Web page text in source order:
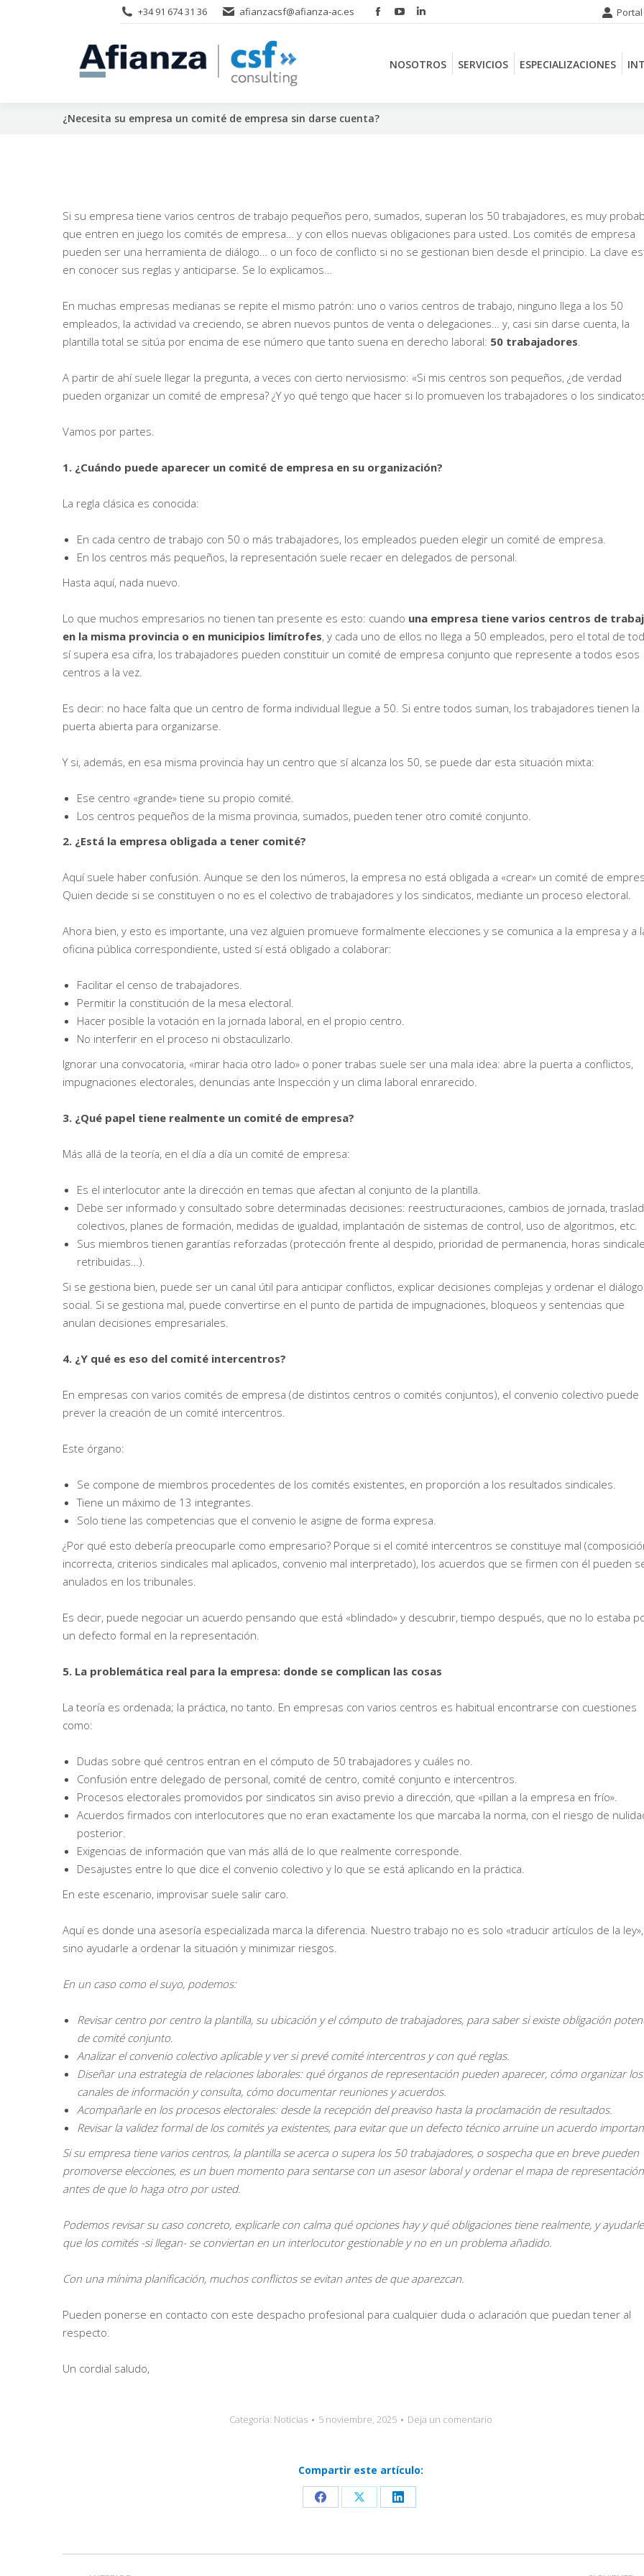
+34 91 674 31 36 afianzacsf@afianza-ac.es
Facebook
opens
window
YouTube
opens
Linkedin
opens
NOSOTROS SERVICIOS ESPECIALIZACIONES
¿Necesita su empresa un comité de empresa sin darse cuenta?
Si su empresa tiene varios centros de trabajo pequeños pero, sumados, superan los 50 trabajadores, es muy
que entren en juego los comités de empresa… y con ellos nuevas obligaciones para usted. Los comités de empresa
pueden ser una herramienta de diálogo… o un foco de conflicto si no se gestionan bien desde el principio. La clave
en conocer sus reglas y anticiparse. Se lo explicamos…
En muchas empresas medianas se repite el mismo patrón: uno o varios centros de trabajo, ninguno llega a los 50
empleados, la actividad va creciendo, se abren nuevos puntos de venta o delegaciones… y, casi sin darse cuenta, la
plantilla total se sitúa por encima de ese número que tanto suena en derecho laboral: 50 trabajadores.
A partir de ahí suele llegar la pregunta, a veces con cierto nerviosismo: «Si mis centros son pequeños, ¿de verdad
pueden organizar un comité de empresa? ¿Y yo qué tengo que hacer si lo promueven los trabajadores o los
Vamos por partes.
1. ¿Cuándo puede aparecer un comité de empresa en su organización?
La regla clásica es conocida:
En cada centro de trabajo con 50 o más trabajadores, los empleados pueden elegir un comité de empresa.
En los centros más pequeños, la representación suele recaer en delegados de personal.
Hasta aquí, nada nuevo.
Lo que muchos empresarios no tienen tan presente es esto: cuando una empresa tiene varios centros de
en la misma provincia o en municipios limítrofes, y cada uno de ellos no llega a 50 empleados, pero el total de
sí supera esa cifra, los trabajadores pueden constituir un comité de empresa conjunto que represente a todos esos
centros a la vez.
Es decir: no hace falta que un centro de forma individual llegue a 50. Si entre todos suman, los trabajadores tienen la
puerta abierta para organizarse.
Y si, además, en esa misma provincia hay un centro que sí alcanza los 50, se puede dar esta situación mixta:
Ese centro «grande» tiene su propio comité.
Los centros pequeños de la misma provincia, sumados, pueden tener otro comité conjunto.
2. ¿Está la empresa obligada a tener comité?
Aquí suele haber confusión. Aunque se den los números, la empresa no está obligada a «crear» un comité de
Quien decide si se constituyen o no es el colectivo de trabajadores y los sindicatos, mediante un proceso electoral.
Ahora bien, y esto es importante, una vez alguien promueve formalmente elecciones y se comunica a la empresa y a
oficina pública correspondiente, usted sí está obligado a colaborar:
Facilitar el censo de trabajadores.
Permitir la constitución de la mesa electoral.
Hacer posible la votación en la jornada laboral, en el propio centro.
No interferir en el proceso ni obstaculizarlo.
Ignorar una convocatoria, «mirar hacia otro lado» o poner trabas suele ser una mala idea: abre la puerta a conflictos,
impugnaciones electorales, denuncias ante Inspección y un clima laboral enrarecido.
3. ¿Qué papel tiene realmente un comité de empresa?
Más allá de la teoría, en el día a día un comité de empresa:
Es el interlocutor ante la dirección en temas que afectan al conjunto de la plantilla.
Debe ser informado y consultado sobre determinadas decisiones: reestructuraciones, cambios de jornada,
colectivos, planes de formación, medidas de igualdad, implantación de sistemas de control, uso de algoritmos, etc.
Sus miembros tienen garantías reforzadas (protección frente al despido, prioridad de permanencia, horas
retribuidas…).
Si se gestiona bien, puede ser un canal útil para anticipar conflictos, explicar decisiones complejas y ordenar el diálogo
social. Si se gestiona mal, puede convertirse en el punto de partida de impugnaciones, bloqueos y sentencias que
anulan decisiones empresariales.
4. ¿Y qué es eso del comité intercentros?
En empresas con varios comités de empresa (de distintos centros o comités conjuntos), el convenio colectivo puede
prever la creación de un comité intercentros.
Este órgano:
Se compone de miembros procedentes de los comités existentes, en proporción a los resultados sindicales.
Tiene un máximo de 13 integrantes.
Solo tiene las competencias que el convenio le asigne de forma expresa.
¿Por qué esto debería preocuparle como empresario? Porque si el comité intercentros se constituye mal
incorrecta, criterios sindicales mal aplicados, convenio mal interpretado), los acuerdos que se firmen con él pueden
anulados en los tribunales.
Es decir, puede negociar un acuerdo pensando que está «blindado» y descubrir, tiempo después, que no lo estaba
un defecto formal en la representación.
5. La problemática real para la empresa: donde se complican las cosas
La teoría es ordenada; la práctica, no tanto. En empresas con varios centros es habitual encontrarse con cuestiones
como:
Dudas sobre qué centros entran en el cómputo de 50 trabajadores y cuáles no.
Confusión entre delegado de personal, comité de centro, comité conjunto e intercentros.
Procesos electorales promovidos por sindicatos sin aviso previo a dirección, que «pillan a la empresa en frío».
Acuerdos firmados con interlocutores que no eran exactamente los que marcaba la norma, con el riesgo de
posterior.
Exigencias de información que van más allá de lo que realmente corresponde.
Desajustes entre lo que dice el convenio colectivo y lo que se está aplicando en la práctica.
En este escenario, improvisar suele salir caro.
Aquí es donde una asesoría especializada marca la diferencia. Nuestro trabajo no es solo «traducir artículos de la ley»,
sino ayudarle a ordenar la situación y minimizar riesgos.
En un caso como el suyo, podemos:
Revisar centro por centro la plantilla, su ubicación y el cómputo de trabajadores, para saber si existe obligación
de comité conjunto.
Analizar el convenio colectivo aplicable y ver si prevé comité intercentros y con qué reglas.
Diseñar una estrategia de relaciones laborales: qué órganos de representación pueden aparecer, cómo organizar los
canales de información y consulta, cómo documentar reuniones y acuerdos.
Acompañarle en los procesos electorales: desde la recepción del preaviso hasta la proclamación de resultados.
Revisar la validez formal de los comités ya existentes, para evitar que un defecto técnico arruine un acuerdo
Si su empresa tiene varios centros, la plantilla se acerca o supera los 50 trabajadores, o sospecha que en breve pueden
promoverse elecciones, es un buen momento para sentarse con un asesor laboral y ordenar el mapa de representación
antes de que lo haga otro por usted.
Podemos revisar su caso concreto, explicarle con calma qué opciones hay y qué obligaciones tiene realmente, y
que los comités -si llegan- se conviertan en un interlocutor gestionable y no en un problema añadido.
Con una mínima planificación, muchos conflictos se evitan antes de que aparezcan.
Pueden ponerse en contacto con este despacho profesional para cualquier duda o aclaración que puedan tener al
respecto.
Un cordial saludo,
Categoría: Noticias 5 noviembre, 2025 Deja un comentario
Compartir este artículo:
Share
Facebook
Share
X
Share
LinkedIn